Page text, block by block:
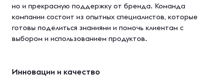
но и прекрасную поддержку от бренда. Команда
компании состоит из опытных специалистов, которые
готовы поделиться знаниями и помочь клиентам с
выбором и использованием продуктов.
Инновации и качество